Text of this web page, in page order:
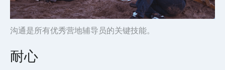
沟通是所有优秀营地辅导员的关键技能。
耐心